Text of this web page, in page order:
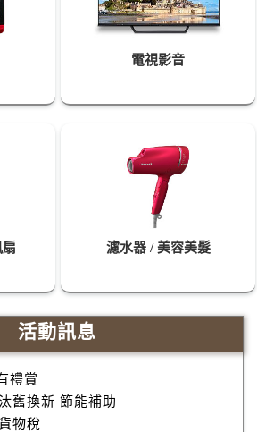
電視影音
濾水器 / 美容美髮
活動訊息
禮賞
舊換新 節能補助
物稅